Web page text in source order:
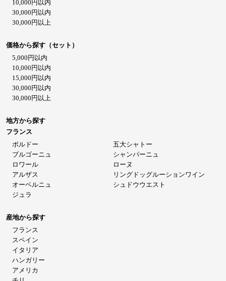
10,000円以内
30,000円以内
30,000円以上
価格から探す（セット）
5,000円以内
10,000円以内
15,000円以内
30,000円以内
30,000円以上
地方から探す
フランス
ボルドー
五大シャトー
ブルゴーニュ
シャンパーニュ
ロワール
ローヌ
アルザス
リングドッグルーションワイン
オーベルニュ
シュドウウエスト
ジュラ
産地から探す
フランス
スペイン
イタリア
ハンガリー
アメリカ